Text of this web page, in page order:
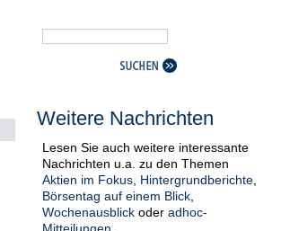
Weitere Nachrichten
Lesen Sie auch weitere interessante
Nachrichten u.a. zu den Themen
Aktien im Fokus Hintergrundberichte
Börsentag auf einem Blick
Wochenausblick oder adhoc-
Mitteilungen